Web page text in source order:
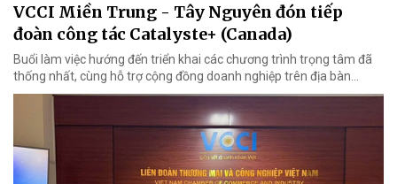
VCCI Miền Trung - Tây Nguyên đón tiếp
đoàn công tác Catalyste+ (Canada)
Buổi làm việc hướng đến triển khai các chương trình trọng tâm đã
thống nhất, cùng hỗ trợ cộng đồng doanh nghiệp trên địa bàn...